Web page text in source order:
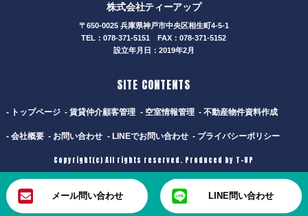
株式会社ティーアップ
〒650-0025 兵庫県神戸市中央区相生町4-5-1
TEL：078-371-5151 FAX：078-371-5152
設立年月日：2019年2月
SITE CONTENTS
- トップページ - 賃貸仲介顧客管理 - 空室情報管理 - 不動産物件資料作成
- 会社概要 - お問い合わせ - LINEでお問い合わせ - プライバシーポリシー
Copyright(c) All rights reserved. Produced by T-UP
メール問い合わせ LINE問い合わせ